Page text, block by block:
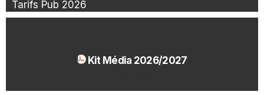
Tarifs Pub 2026
Kit Média 2026/2027